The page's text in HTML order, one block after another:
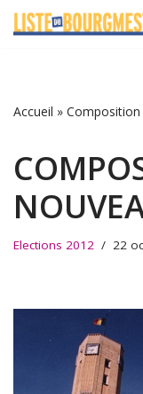
Accueil » Composition
Elections 2012 22